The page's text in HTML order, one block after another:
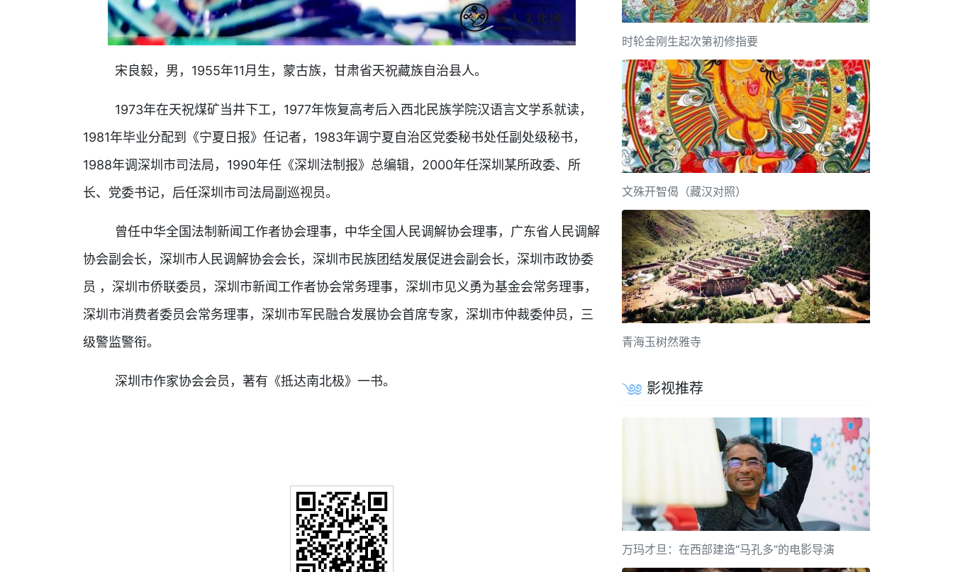
宋良毅，男，1955年11月生，蒙古族，甘肃省天祝藏族自治县人。
1973年在天祝煤矿当井下工，1977年恢复高考后入西北民族学院汉语言文学系就读，
1981年毕业分配到《宁夏日报》任记者，1983年调宁夏自治区党委秘书处任副处级秘书，
1988年调深圳市司法局，1990年任《深圳法制报》总编辑，2000年任深圳某所政委、所
长、党委书记，后任深圳市司法局副巡视员。
曾任中华全国法制新闻工作者协会理事，中华全国人民调解协会理事，广东省人民调解
协会副会长，深圳市人民调解协会会长，深圳市民族团结发展促进会副会长，深圳市政协委
员 ，深圳市侨联委员，深圳市新闻工作者协会常务理事，深圳市见义勇为基金会常务理事，
深圳市消费者委员会常务理事，深圳市军民融合发展协会首席专家，深圳市仲裁委仲员，三
级警监警衔。
深圳市作家协会会员，著有《抵达南北极》一书。
时轮金刚生起次第初修指要
文殊开智偈（藏汉对照）
青海玉树然雅寺
影视推荐
万玛才旦：在西部建造“马孔多”的电影导演